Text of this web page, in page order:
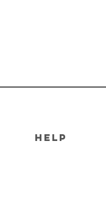
help